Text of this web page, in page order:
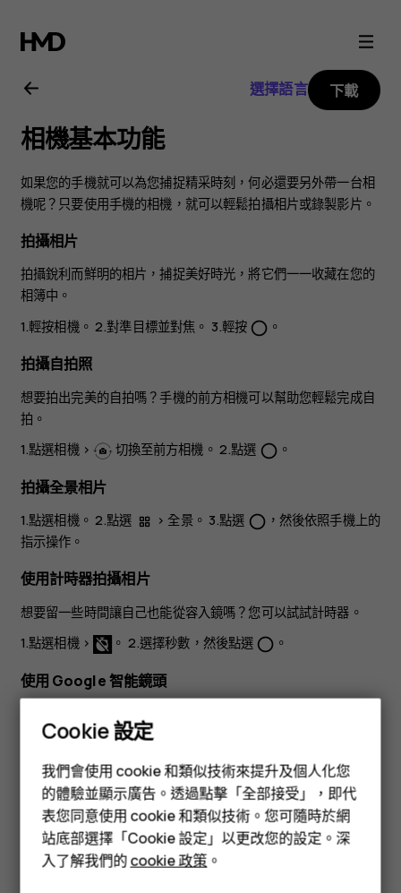
Nokia
3.2
用
戶
指
南
智慧型手機
功能型手機
配件
平板電腦
選擇語言 下載
相機基本功能
如果您的手機就可以為您捕捉精采時刻，何必還要另外帶一台相
機呢？只要使用手機的相機，就可以輕鬆拍攝相片或錄製影片。
拍攝相片
拍攝銳利而鮮明的相片，捕捉美好時光，將它們一一收藏在您的
相簿中。
1.輕按相機。 2.對準目標並對焦。 3.輕按 panorama_fish_eye 。
拍攝自拍照
想要拍出完美的自拍嗎？手機的前方相機可以幫助您輕鬆完成自
拍。
1.點選相機> 切換至前方相機。 2.點選 panorama_fish_eye 。
拍攝全景相片
1.點選相機。 2.點選 > 全景。 3.點選 panorama_fish_eye ，然後依照手機上的
指示操作。
使用計時器拍攝相片
想要留一些時間讓自己也能從容入鏡嗎？您可以試試計時器。
1.點選相機> 。 2.選擇秒數，然後點選 panorama_fish_eye 。
使用 Google 智能鏡頭
複製文字、掃描條碼，以及搜尋類似的產品等等。
1.點選相機。 2.點選 >
。 3.將相機對準您要辨識的物品，
然後依照螢幕上的指示操作。
貼士：您可以將 Google 智能鏡頭運用在已經拍攝的相片
上。點選Photos中，點選您要使用的相片，然後點選
。
Cookie 設定
我們會使用 cookie 和類似技術來提升及個人化您
的體驗並顯示廣告。透過點擊「全部接受」，即代
表您同意使用 cookie 和類似技術。您可隨時於網
站底部選擇「Cookie 設定」以更改您的設定。深
入了解我們的cookie 政策 。